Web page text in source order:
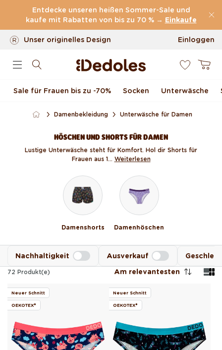
Direkt zum Inhalt
Entdecke unseren heißen Sommer-Sale und
kaufe mit Rabatten von bis zu 70 % → Einkaufe
100 Tage Rückgaberecht
Unser originelles Design
Schnell & zuverlässig
Einloggen
Sale für Frauen bis zu -70 % Socken Unterwäsche
Damenbekleidung Unterwäsche für Damen
HÖSCHEN UND SHORTS FÜR DAMEN
Lustige Unterwäsche steht für Komfort. Hol dir Shorts für
Frauen aus 1... Weiterlesen
Damenshorts Damenhöschen
Nachhaltigkeit Ausverkauf
72 Produkt(e) Am relevantesten
Neuer Schnitt
OEKOTEX®
Neuer Schnitt
OEKOTEX®